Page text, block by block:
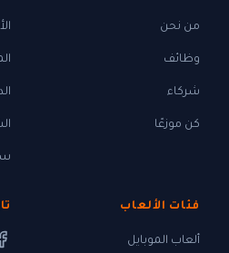
من نحن
وظائف
شركاء
كن موزعًا
فئات الألعاب
ألعاب الموبايل